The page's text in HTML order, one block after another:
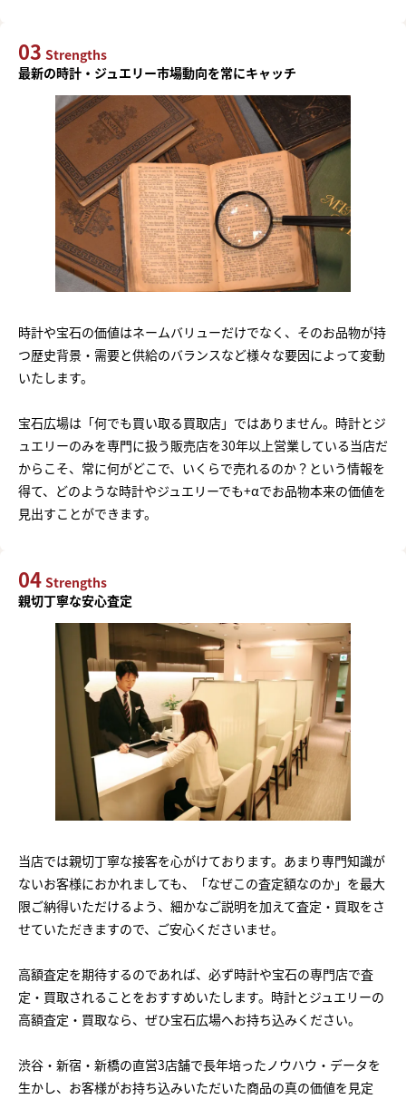
03 Strengths
最新の時計・ジュエリー市場動向を常にキャッチ
時計や宝石の価値はネームバリューだけでなく、そのお品物が持
つ歴史背景・需要と供給のバランスなど様々な要因によって変動
いたします。
宝石広場は「何でも買い取る買取店」ではありません。時計とジ
ュエリーのみを専門に扱う販売店を30年以上営業している当店だ
からこそ、常に何がどこで、いくらで売れるのか？という情報を
得て、どのような時計やジュエリーでも+αでお品物本来の価値を
見出すことができます。
04 Strengths
親切丁寧な安心査定
当店では親切丁寧な接客を心がけております。あまり専門知識が
ないお客様におかれましても、「なぜこの査定額なのか」を最大
限ご納得いただけるよう、細かなご説明を加えて査定・買取をさ
せていただきますので、ご安心くださいませ。
高額査定を期待するのであれば、必ず時計や宝石の専門店で査
定・買取されることをおすすめいたします。時計とジュエリーの
高額査定・買取なら、ぜひ宝石広場へお持ち込みください。
渋谷・新宿・新橋の直営3店舗で長年培ったノウハウ・データを
生かし、お客様がお持ち込みいただいた商品の真の価値を見定